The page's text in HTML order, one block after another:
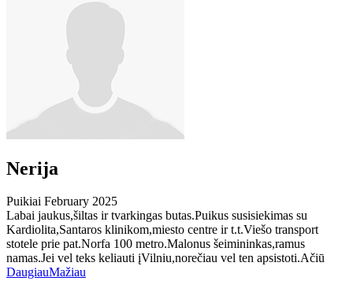
Nerija
Puikiai February 2025
Labai jaukus,šiltas ir tvarkingas butas.Puikus susisiekimas su
Kardiolita,Santaros klinikom,miesto centre ir t.t.Viešo transport
stotele prie pat.Norfa 100 metro.Malonus šeimininkas,ramus
namas.Jei vel teks keliauti įVilniu,norečiau vel ten apsistoti.Ačiū
DaugiauMažiau